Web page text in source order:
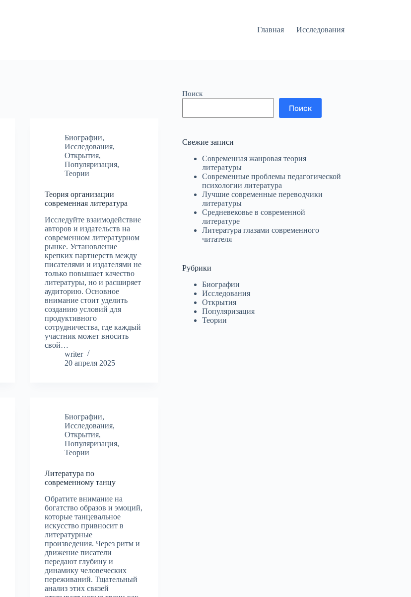
Главная Исследования
Биографии,
Исследования,
Открытия,
Популяризация,
Теории
Теория организации
современная литература
Исследуйте взаимодействие
авторов и издательств на
современном литературном
рынке. Установление
крепких партнерств между
писателями и издателями не
только повышает качество
литературы, но и расширяет
аудиторию. Основное
внимание стоит уделить
созданию условий для
продуктивного
сотрудничества, где каждый
участник может вносить
свой…
writer
20 апреля 2025
Биографии,
Исследования,
Открытия,
Популяризация,
Теории
Литература по
современному танцу
Обратите внимание на
богатство образов и эмоций,
которые танцевальное
искусство привносит в
литературные
произведения. Через ритм и
движение писатели
передают глубину и
динамику человеческих
переживаний. Тщательный
анализ этих связей
Поиск
Поиск
Свежие записи
Современная жанровая теория
литературы
Современные проблемы педагогической
психологии литература
Лучшие современные переводчики
литературы
Средневековье в современной
литературе
Литература глазами современного
читателя
Рубрики
Биографии
Исследования
Открытия
Популяризация
Теории